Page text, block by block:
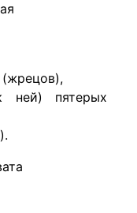
(жрецов),
ней) пятерых